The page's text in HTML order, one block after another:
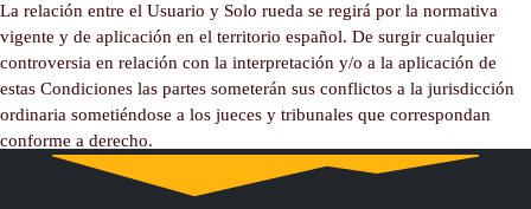
La relación entre el Usuario y Solo rueda se regirá por la normativa
vigente y de aplicación en el territorio español. De surgir cualquier
controversia en relación con la interpretación y/o a la aplicación de
estas Condiciones las partes someterán sus conflictos a la jurisdicción
ordinaria sometiéndose a los jueces y tribunales que correspondan
conforme a derecho.